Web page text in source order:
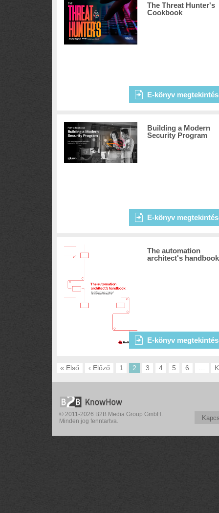
The Threat Hunter's
Cookbook
E-könyv
Building a Modern
Security Program
E-könyv
The automation
architect's handbook
E-könyv
« Első ‹ Előző 1 2 3 4 5 6
© 2011-2026 B2B Media Group GmbH.
Minden jog fenntartva.